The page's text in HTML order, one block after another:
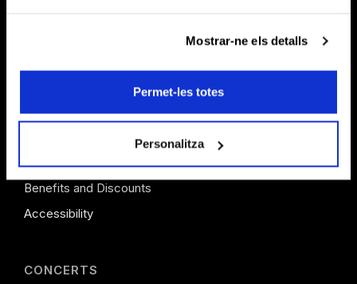
Mostrar-ne els detalls
Permet-les totes
Personalitza
TICKETS & INFO
Box Office Info
Gift Vouchers
Benefits and Discounts
Accessibility
CONCERTS